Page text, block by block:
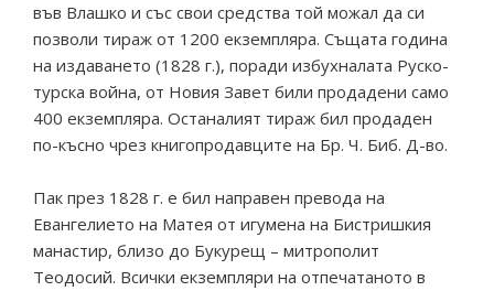
във Влашко и със свои средства той можал да си
позволи тираж от 1200 екземпляра. Същата година
на издаването (1828 г.), поради избухналата Руско-
турска война, от Новия Завет били продадени само
400 екземпляра. Останалият тираж бил продаден
по-късно чрез книгопродавците на Бр. Ч. Биб. Д-во.
Пак през 1828 г. е бил направен превода на
Евангелието на Матея от игумена на Бистришкия
манастир, близо до Букурещ – митрополит
Теодосий. Всички екземпляри на отпечатаното в